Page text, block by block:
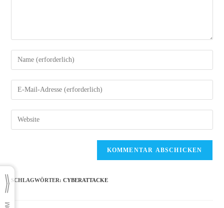
Gib
deinen
Namen
oder
zum
Kommentieren
Gib
deine
E-
Mail-
Gib
deine
ein
(optional)
SCHLAGWÖRTER:CYBERATTACKE